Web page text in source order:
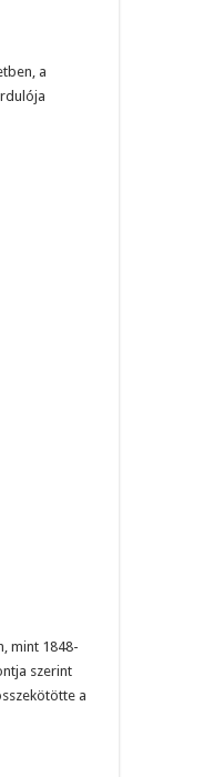
a
mint 1848-
szerint
a